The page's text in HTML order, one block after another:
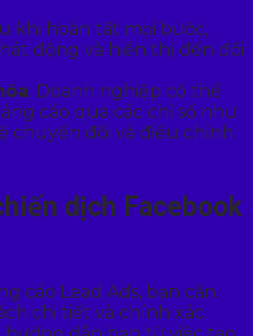
khi hoàn tất mọi bước,
động và hiển thị đến đối
: Doanh nghiệp có thể
cáo qua các chỉ số như
chuyển đổi và điều chỉnh
dịch Facebook
cáo Lead Ads, bạn cần
chi tiết và chính xác.